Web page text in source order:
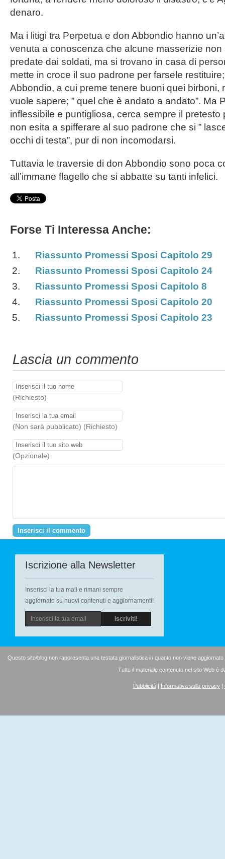
denaro.
Ma i litigi tra Perpetua e don Abbondio hanno
venuta a conoscenza che alcune masserizie non
predate dai soldati, ma si trovano in casa di
mette in croce il suo padrone per farsele
Abbondio, a cui preme tenere buoni quei birboni,
vuole sapere; ” quel che è andato a andato”. Ma
inflessibile e puntigliosa, cerca sempre il pretesto
non esita a spifferare al suo padrone che si ”
occhi di testa”, pur di non incomodarsi.
Tuttavia le traversie di don Abbondio sono poca
all’immane flagello che si abbatte su tanti infelici.
Forse Ti Interessa Anche:
Riassunto Promessi Sposi Capitolo 29
Riassunto Promessi Sposi Capitolo 24
Riassunto Promessi Sposi Capitolo 8
Riassunto Promessi Sposi Capitolo 20
Riassunto Promessi Sposi Capitolo 23
Lascia un commento
(Richiesto)
(Non sarà pubblicato) (Richiesto)
(Opzionale)
Iscrizione alla Newsletter
Inserisci la tua mail e rimani sempre
aggiornato su nuovi contenuti e aggiornamenti!
Questo sito/blog non rappresenta una testata giornalistica in quanto non viene
Tutto il materiale contenuto nel sito Web è
Pubblicità| Informativa sulla privacy|